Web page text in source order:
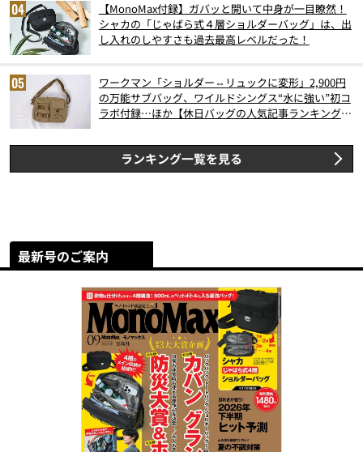
【MonoMax付録】ガバッと開いて中身が一目瞭然！
シャカの「じゃばら式４層ショルダーバッグ」は、出
し入れのしやすさも過去最高レベルだった！
ワークマン「ショルダー⇔リュックに変形」2,900円
の万能サブバッグ、ワイルドシングス“水に強い”初コ
ラボ付録…ほか【休日バッグの人気記事ランキングベ
ランキング一覧を見る
最新号のご案内